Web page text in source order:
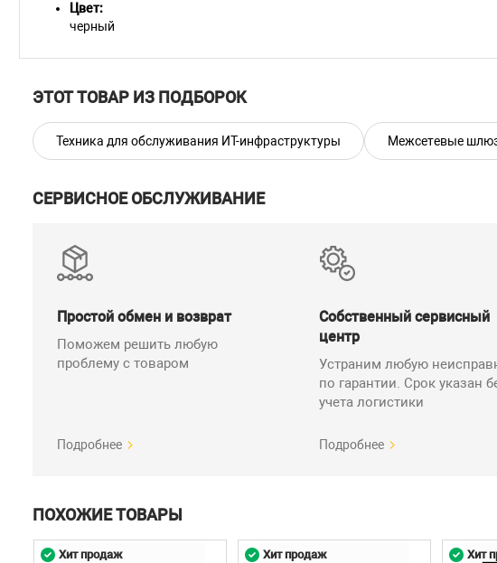
Цвет:
черный
ЭТОТ ТОВАР ИЗ ПОДБОРОК
Техника для обслуживания ИТ-инфраструктуры Межсетевые
СЕРВИСНОЕ ОБСЛУЖИВАНИЕ
Простой обмен и возврат
Поможем решить любую
проблему с товаром
Подробнее
Собственный сервисный
центр
Устраним любую
по гарантии. Срок указан
учета логистики
Подробнее
ПОХОЖИЕ ТОВАРЫ
Хит продаж Хит продаж Хит